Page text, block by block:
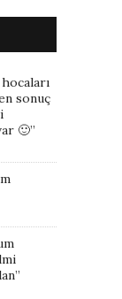
sonuç
🙂”
”